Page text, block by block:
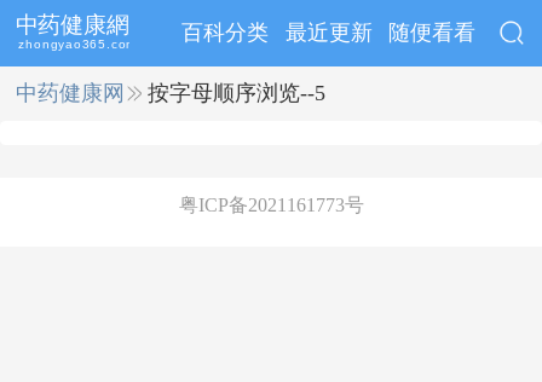
百科分类 最近更新 随便看看
中药健康网 ››按字母顺序浏览--5
粤ICP备2021161773号